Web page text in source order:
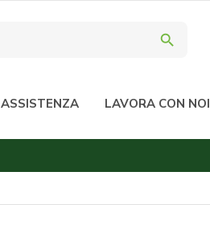
search
ASSISTENZA LAVORA CON NOI